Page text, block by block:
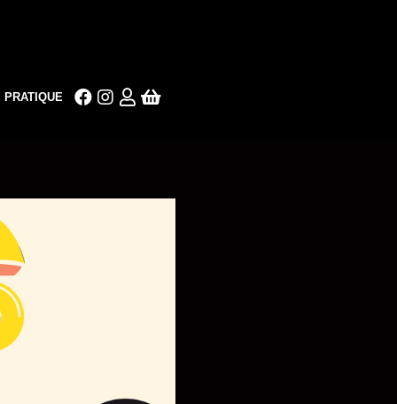
PRATIQUE